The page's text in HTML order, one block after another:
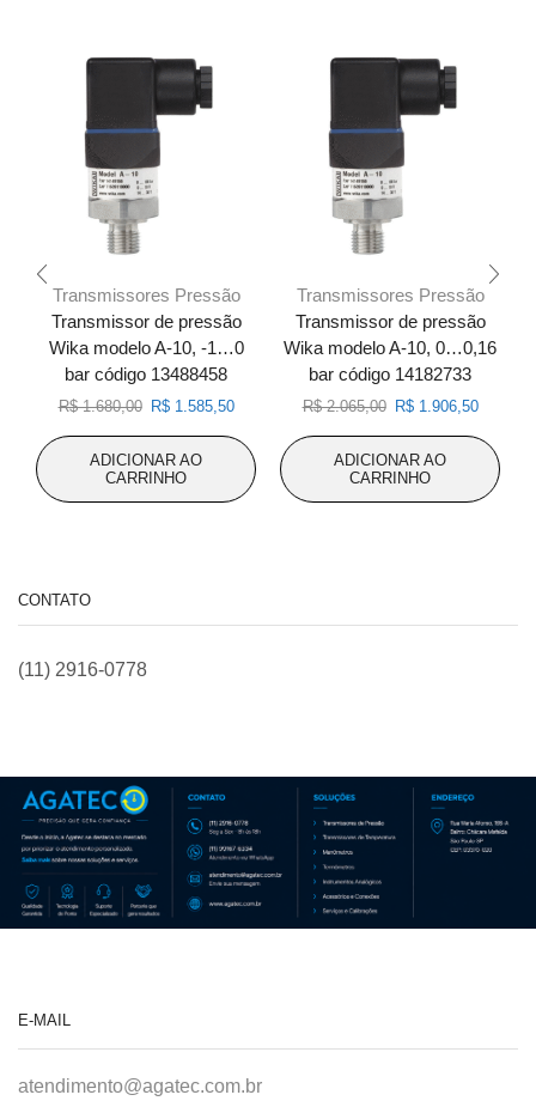
Transmissores Pressão
Transmissor de pressão
Wika modelo A-10, -1…0
bar código 13488458
R$1.680,00 O
original
era:
R$ 1.680,00.
R$1.585,50O
atual
R$ 1.585,50.
ADICIONAR AO
CARRINHO
Transmissores Pressão
Transmissor de pressão
Wika modelo A-10, 0…0,16
bar código 14182733
R$2.065,00 O
original
era:
R$ 2.065,00.
R$1.906,50O
atual
R$
ADICIONAR AO
CARRINHO
CONTATO
(11) 2916-0778
E-MAIL
atendimento@agatec.com.br